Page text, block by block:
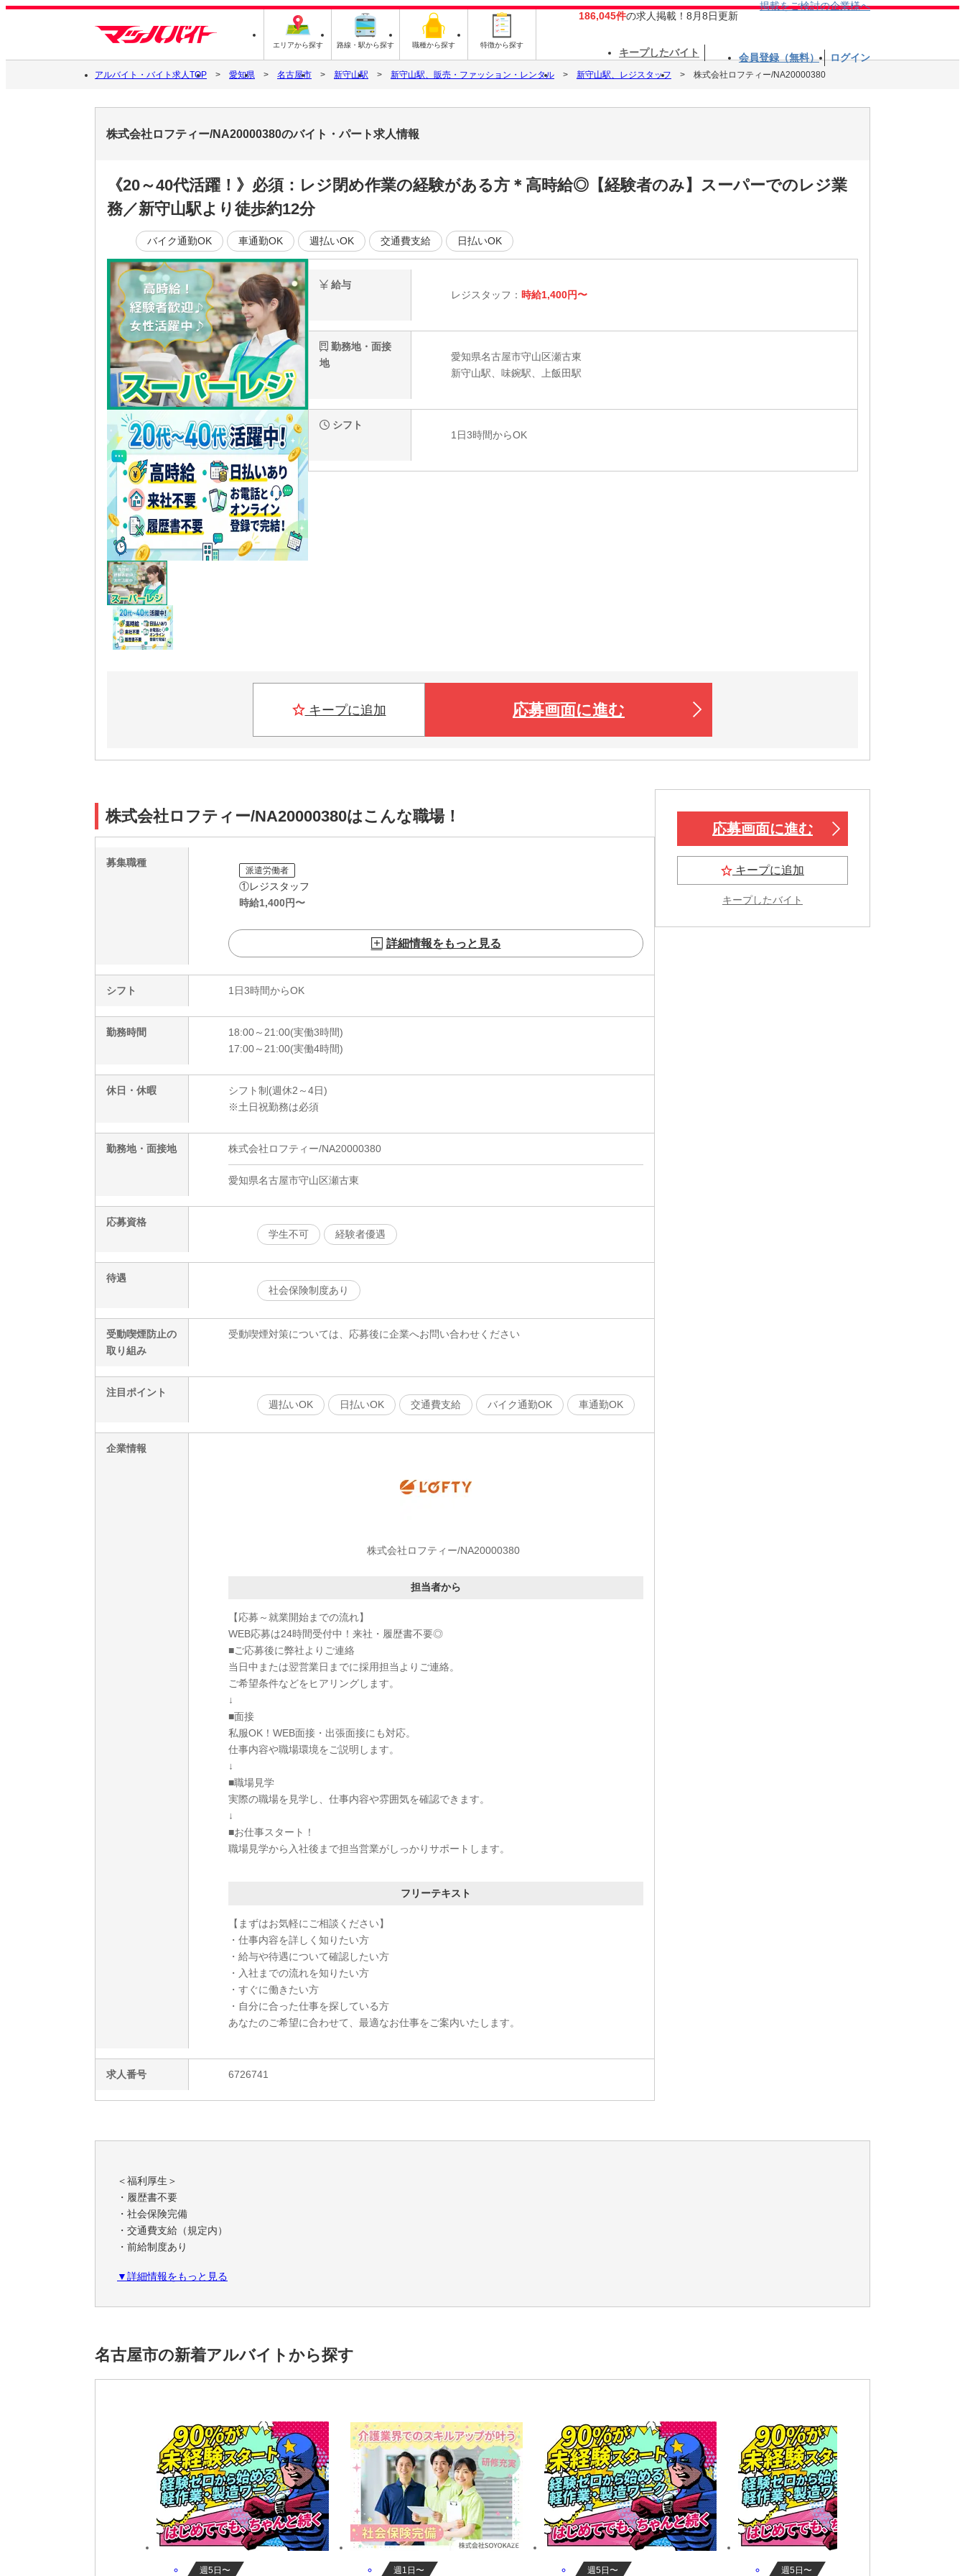
エリアから探す 路線・駅から探す 職種から探す 特徴から探す
186,045件の求人掲載！8月8日更新
掲載をご検討の企業様へ
キープしたバイト 会員登録（無料） ログイン
アルバイト・バイト求人TOP 愛知県 名古屋市 新守山駅 新守山駅、販売・ファッション・レンタル 新守山駅、レジスタッフ 株式会社ロフティー/NA20000380
株式会社ロフティー/NA20000380のバイト・パート求人情報
《20～40代活躍！》必須：レジ閉め作業の経験がある方＊高時給◎【経験者のみ】スーパーでのレジ業
務／新守山駅より徒歩約12分
バイク通勤OK 車通勤OK 週払いOK 交通費支給 日払いOK
給与
レジスタッフ： 時給1,400円〜
勤務地・面接
地
愛知県名古屋市守山区瀬古東
新守山駅、味鋺駅、上飯田駅
シフト
1日3時間からOK
キープに追加 応募画面に進む
株式会社ロフティー/NA20000380はこんな職場！
募集職種
派遣労働者
①レジスタッフ
時給1,400円〜
詳細情報をもっと見る
シフト 1日3時間からOK
勤務時間
18:00～21:00(実働3時間)
17:00～21:00(実働4時間)
休日・休暇
シフト制(週休2～4日)
※土日祝勤務は必須
勤務地・面接地 株式会社ロフティー/NA20000380
愛知県名古屋市守山区瀬古東
応募資格
学生不可
経験者優遇
待遇
社会保険制度あり
受動喫煙防止の
取り組み
受動喫煙対策については、応募後に企業へお問い合わせください
注目ポイント
週払いOK
日払いOK 交通費支給 バイク通勤OK 車通勤OK
企業情報
株式会社ロフティー/NA20000380
担当者から
【応募～就業開始までの流れ】
WEB応募は24時間受付中！来社・履歴書不要◎
■ご応募後に弊社よりご連絡
当日中または翌営業日までに採用担当よりご連絡。
ご希望条件などをヒアリングします。
↓
■面接
私服OK！WEB面接・出張面接にも対応。
仕事内容や職場環境をご説明します。
↓
■職場見学
実際の職場を見学し、仕事内容や雰囲気を確認できます。
↓
■お仕事スタート！
職場見学から入社後まで担当営業がしっかりサポートします。
フリーテキスト
【まずはお気軽にご相談ください】
・仕事内容を詳しく知りたい方
・給与や待遇について確認したい方
・入社までの流れを知りたい方
・すぐに働きたい方
・自分に合った仕事を探している方
あなたのご希望に合わせて、最適なお仕事をご案内いたします。
求人番号 6726741
応募画面に進む
キープに追加
キープしたバイト
＜福利厚生＞
・履歴書不要
・社会保険完備
・交通費支給（規定内）
・前給制度あり
＜アクセス＞
新守山駅より徒歩約12分
▼詳細情報をもっと見る
名古屋市の新着アルバイトから探す
週5日〜 週1日〜 週5日〜 週5日〜